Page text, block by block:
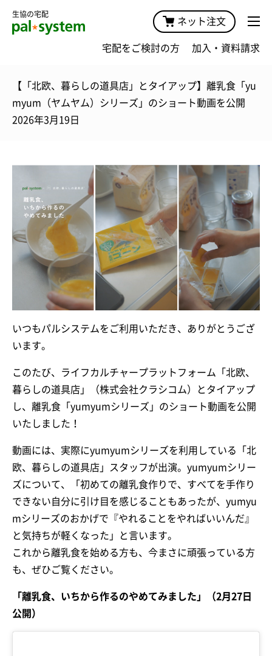
生協の宅配
ネット注文
宅配をご検討の方 加入・資料請求
【「北欧、暮らしの道具店」とタイアップ】離乳食「yu
myum（ヤムヤム）シリーズ」のショート動画を公開
2026年3月19日
いつもパルシステムをご利用いただき、ありがとうござ
います。
このたび、ライフカルチャープラットフォーム「北欧、
暮らしの道具店」（株式会社クラシコム）とタイアップ
し、離乳食「yumyumシリーズ」のショート動画を公開
いたしました！
動画には、実際にyumyumシリーズを利用している「北
欧、暮らしの道具店」スタッフが出演。yumyumシリー
ズについて、「初めての離乳食作りで、すべてを手作り
できない自分に引け目を感じることもあったが、yumyu
mシリーズのおかげで『やれることをやればいいんだ』
と気持ちが軽くなった」と言います。
これから離乳食を始める方も、今まさに頑張っている方
も、ぜひご覧ください。
「離乳食、いちから作るのやめてみました」（2月27日
公開）